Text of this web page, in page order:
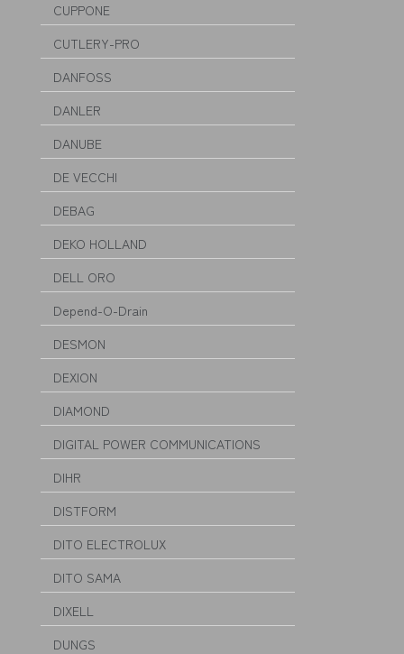
CUPPONE
CUTLERY-PRO
DANFOSS
DANLER
DANUBE
DE VECCHI
DEBAG
DEKO HOLLAND
DELL ORO
Depend-O-Drain
DESMON
DEXION
DIAMOND
DIGITAL POWER COMMUNICATIONS
DIHR
DISTFORM
DITO ELECTROLUX
DITO SAMA
DIXELL
DUNGS